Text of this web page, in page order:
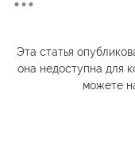
Эта статья
она недоступна для
можете